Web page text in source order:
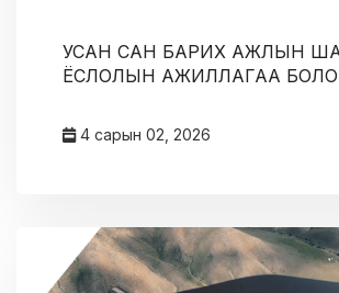
УСАН САН БАРИХ АЖЛЫН
ЁСЛОЛЫН АЖИЛЛАГАА
4 сарын 02, 2026